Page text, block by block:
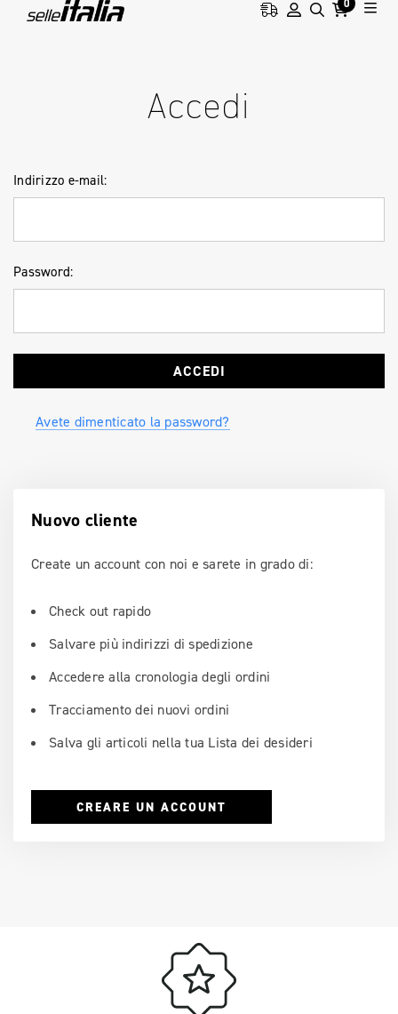
0
Accedi
Indirizzo e-mail:
Password:
Avete dimenticato la password?
Nuovo cliente
Create un account con noi e sarete in grado di:
Check out rapido
Salvare più indirizzi di spedizione
Accedere alla cronologia degli ordini
Tracciamento dei nuovi ordini
Salva gli articoli nella tua Lista dei desideri
CREARE UN ACCOUNT